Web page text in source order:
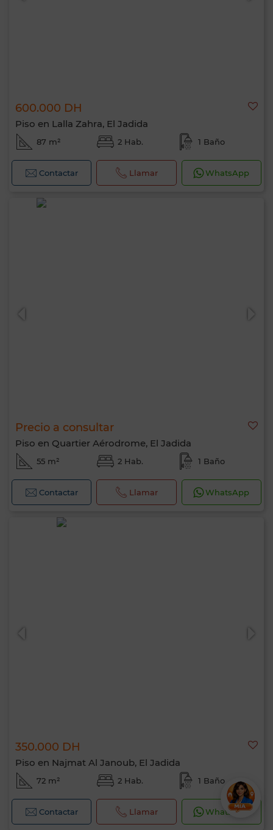
600.000 DH
Piso en Lalla Zahra, El Jadida
87 m² 2 Hab. 1 Baño
Contactar Llamar WhatsApp
Precio a consultar
Piso en Quartier Aérodrome, El Jadida
55 m² 2 Hab. 1 Baño
Contactar Llamar WhatsApp
350.000 DH
Piso en Najmat Al Janoub, El Jadida
72 m² 2 Hab. 1 Baño
Contactar Llamar WhatsApp